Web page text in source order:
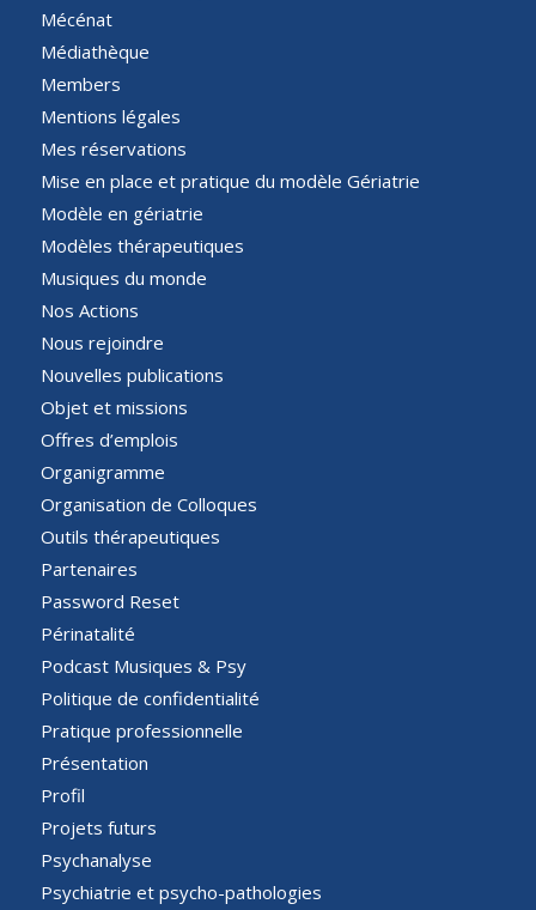
Mécénat
Médiathèque
Members
Mentions légales
Mes réservations
Mise en place et pratique du modèle Gériatrie
Modèle en gériatrie
Modèles thérapeutiques
Musiques du monde
Nos Actions
Nous rejoindre
Nouvelles publications
Objet et missions
Offres d’emplois
Organigramme
Organisation de Colloques
Outils thérapeutiques
Partenaires
Password Reset
Périnatalité
Podcast Musiques & Psy
Politique de confidentialité
Pratique professionnelle
Présentation
Profil
Projets futurs
Psychanalyse
Psychiatrie et psycho-pathologies